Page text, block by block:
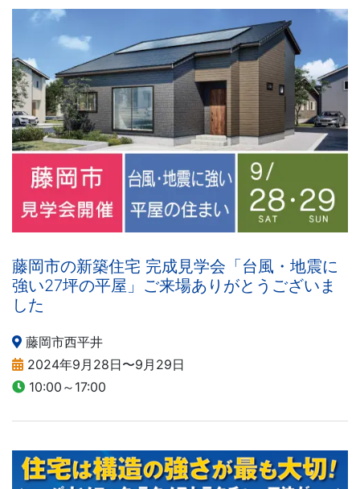
藤岡市の新築住宅 完成見学会「台風・地震に
強い27坪の平屋」ご来場ありがとうございま
した
藤岡市西平井
2024年9月28日〜9月29日
10:00～17:00